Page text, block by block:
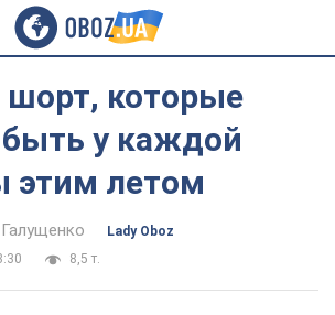
шорт, которые
у каждой
этим летом
Lady Oboz
8,5 т.